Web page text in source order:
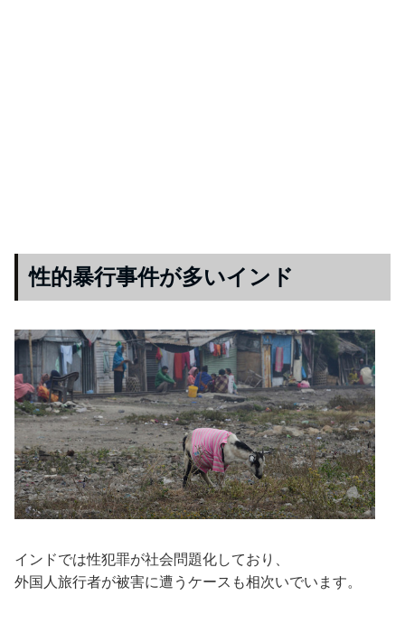
性的暴行事件が多いインド
インドでは性犯罪が社会問題化しており、
外国人旅行者が被害に遭うケースも相次いでいます。